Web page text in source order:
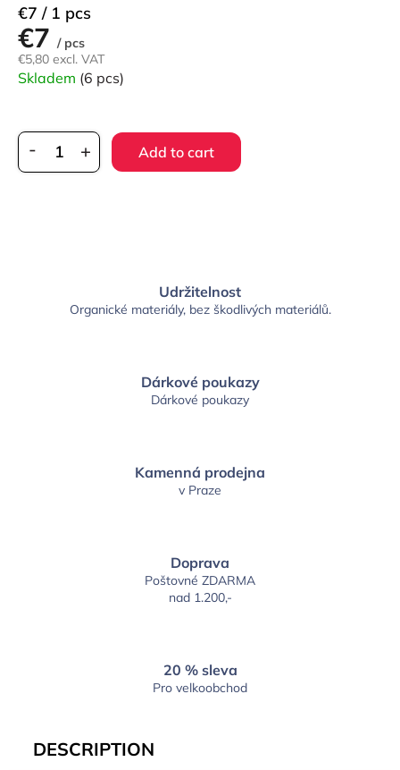
€7 / pcs
€5,80 excl. VAT
Measure
price:
€7 / 1 pcs
Skladem (6 pcs)
Add to cart
Udržitelnost
Organické materiály, bez škodlivých materiálů.
Dárkové poukazy
Dárkové poukazy
Kamenná prodejna
v Praze
Doprava
Poštovné ZDARMA
nad 1.200,-
20 % sleva
Pro velkoobchod
DESCRIPTION